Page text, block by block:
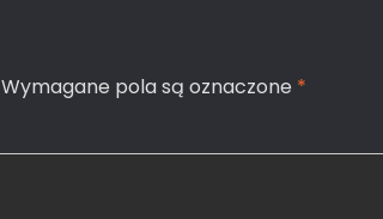
Wymagane pola są oznaczone *